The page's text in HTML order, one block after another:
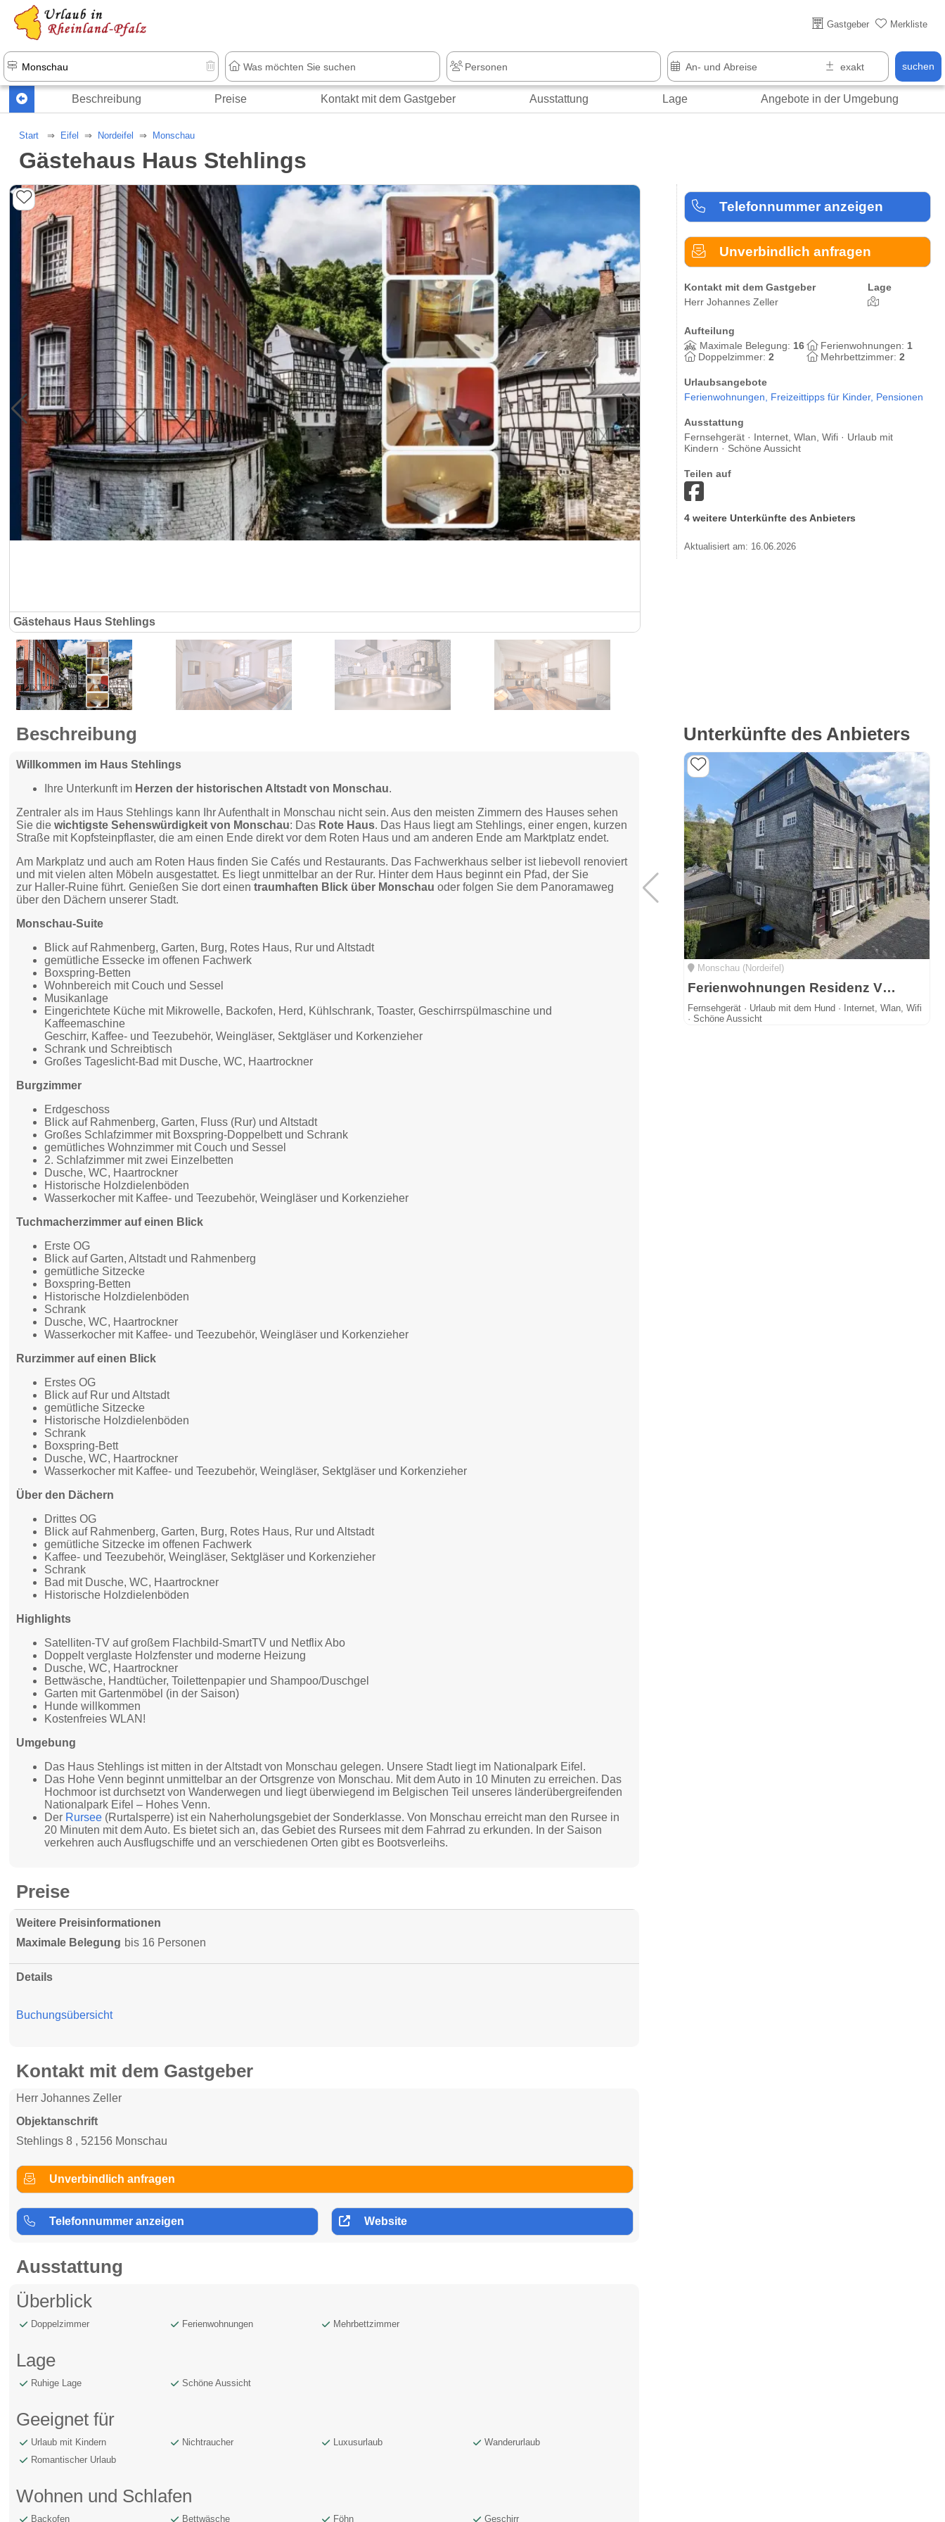
Gastgeber Merkliste
suchen
Über 25 Jahre online
Beschreibung Preise Kontakt mit dem Gastgeber Ausstattung Lage Angebote in der Umgebung
Start Eifel Nordeifel Monschau
Gästehaus Haus Stehlings
Gästehaus Haus Stehlings
Telefonnummer anzeigen
Unverbindlich anfragen
Kontakt mit dem Gastgeber
Herr Johannes Zeller
Lage
Aufteilung
Maximale Belegung: 16 Ferienwohnungen: 1
Doppelzimmer: 2 Mehrbettzimmer:2
Urlaubsangebote
Ferienwohnungen, Freizeittipps für Kinder, Pensionen
Ausstattung
Fernsehgerät · Internet, Wlan, Wifi · Urlaub mit
Kindern · Schöne Aussicht
Teilen auf
4 weitere Unterkünfte des Anbieters
Aktualisiert am: 16.06.2026
Beschreibung
Willkommen im Haus Stehlings
Ihre Unterkunft im Herzen der historischen Altstadt von Monschau.
Zentraler als im Haus Stehlings kann Ihr Aufenthalt in Monschau nicht sein. Aus den meisten Zimmern des Hauses sehen
Sie die wichtigste Sehenswürdigkeit von Monschau: Das Rote Haus. Das Haus liegt am Stehlings, einer engen, kurzen
Straße mit Kopfsteinpflaster, die am einen Ende direkt vor dem Roten Haus und am anderen Ende am Marktplatz endet.
Am Markplatz und auch am Roten Haus finden Sie Cafés und Restaurants. Das Fachwerkhaus selber ist liebevoll renoviert
und mit vielen alten Möbeln ausgestattet. Es liegt unmittelbar an der Rur. Hinter dem Haus beginnt ein Pfad, der Sie
zur Haller-Ruine führt. Genießen Sie dort einen traumhaften Blick über Monschau oder folgen Sie dem Panoramaweg
über den Dächern unserer Stadt.
Monschau-Suite
Blick auf Rahmenberg, Garten, Burg, Rotes Haus, Rur und Altstadt
gemütliche Essecke im offenen Fachwerk
Boxspring-Betten
Wohnbereich mit Couch und Sessel
Musikanlage
Eingerichtete Küche mit Mikrowelle, Backofen, Herd, Kühlschrank, Toaster, Geschirrspülmaschine und
Kaffeemaschine
Geschirr, Kaffee- und Teezubehör, Weingläser, Sektgläser und Korkenzieher
Schrank und Schreibtisch
Großes Tageslicht-Bad mit Dusche, WC, Haartrockner
Burgzimmer
Erdgeschoss
Blick auf Rahmenberg, Garten, Fluss (Rur) und Altstadt
Großes Schlafzimmer mit Boxspring-Doppelbett und Schrank
gemütliches Wohnzimmer mit Couch und Sessel
2. Schlafzimmer mit zwei Einzelbetten
Dusche, WC, Haartrockner
Historische Holzdielenböden
Wasserkocher mit Kaffee- und Teezubehör, Weingläser und Korkenzieher
Tuchmacherzimmer auf einen Blick
Erste OG
Blick auf Garten, Altstadt und Rahmenberg
gemütliche Sitzecke
Boxspring-Betten
Historische Holzdielenböden
Schrank
Dusche, WC, Haartrockner
Wasserkocher mit Kaffee- und Teezubehör, Weingläser und Korkenzieher
Rurzimmer auf einen Blick
Erstes OG
Blick auf Rur und Altstadt
gemütliche Sitzecke
Historische Holzdielenböden
Schrank
Boxspring-Bett
Dusche, WC, Haartrockner
Wasserkocher mit Kaffee- und Teezubehör, Weingläser, Sektgläser und Korkenzieher
Über den Dächern
Drittes OG
Blick auf Rahmenberg, Garten, Burg, Rotes Haus, Rur und Altstadt
gemütliche Sitzecke im offenen Fachwerk
Kaffee- und Teezubehör, Weingläser, Sektgläser und Korkenzieher
Schrank
Bad mit Dusche, WC, Haartrockner
Historische Holzdielenböden
Highlights
Satelliten-TV auf großem Flachbild-SmartTV und Netflix Abo
Doppelt verglaste Holzfenster und moderne Heizung
Dusche, WC, Haartrockner
Bettwäsche, Handtücher, Toilettenpapier und Shampoo/Duschgel
Garten mit Gartenmöbel (in der Saison)
Hunde willkommen
Kostenfreies WLAN!
Umgebung
Das Haus Stehlings ist mitten in der Altstadt von Monschau gelegen. Unsere Stadt liegt im Nationalpark Eifel.
Das Hohe Venn beginnt unmittelbar an der Ortsgrenze von Monschau. Mit dem Auto in 10 Minuten zu erreichen. Das
Hochmoor ist durchsetzt von Wanderwegen und liegt überwiegend im Belgischen Teil unseres länderübergreifenden
Nationalpark Eifel – Hohes Venn.
Der Rursee (Rurtalsperre) ist ein Naherholungsgebiet der Sonderklasse. Von Monschau erreicht man den Rursee in
20 Minuten mit dem Auto. Es bietet sich an, das Gebiet des Rursees mit dem Fahrrad zu erkunden. In der Saison
verkehren auch Ausflugschiffe und an verschiedenen Orten gibt es Bootsverleihs.
Preise
Weitere Preisinformationen
Maximale Belegung bis 16 Personen
Details
Buchungsübersicht
Kontakt mit dem Gastgeber
Herr Johannes Zeller
Objektanschrift
Stehlings 8 , 52156 Monschau
Unverbindlich anfragen
Telefonnummer anzeigen Website
Ausstattung
Überblick
Doppelzimmer Ferienwohnungen Mehrbettzimmer
Lage
Ruhige Lage Schöne Aussicht
Geeignet für
Urlaub mit Kindern Nichtraucher Luxusurlaub
Wanderurlaub
Romantischer Urlaub
Wohnen und Schlafen
Backofen Bettwäsche Föhn Geschirr
Unterkünfte des Anbieters
Monschau (Nordeifel)
Ferienwohnungen Residenz Vier Jahreszeiten
Fernsehgerät · Urlaub mit dem Hund · Internet, Wlan, Wifi
· Schöne Aussicht